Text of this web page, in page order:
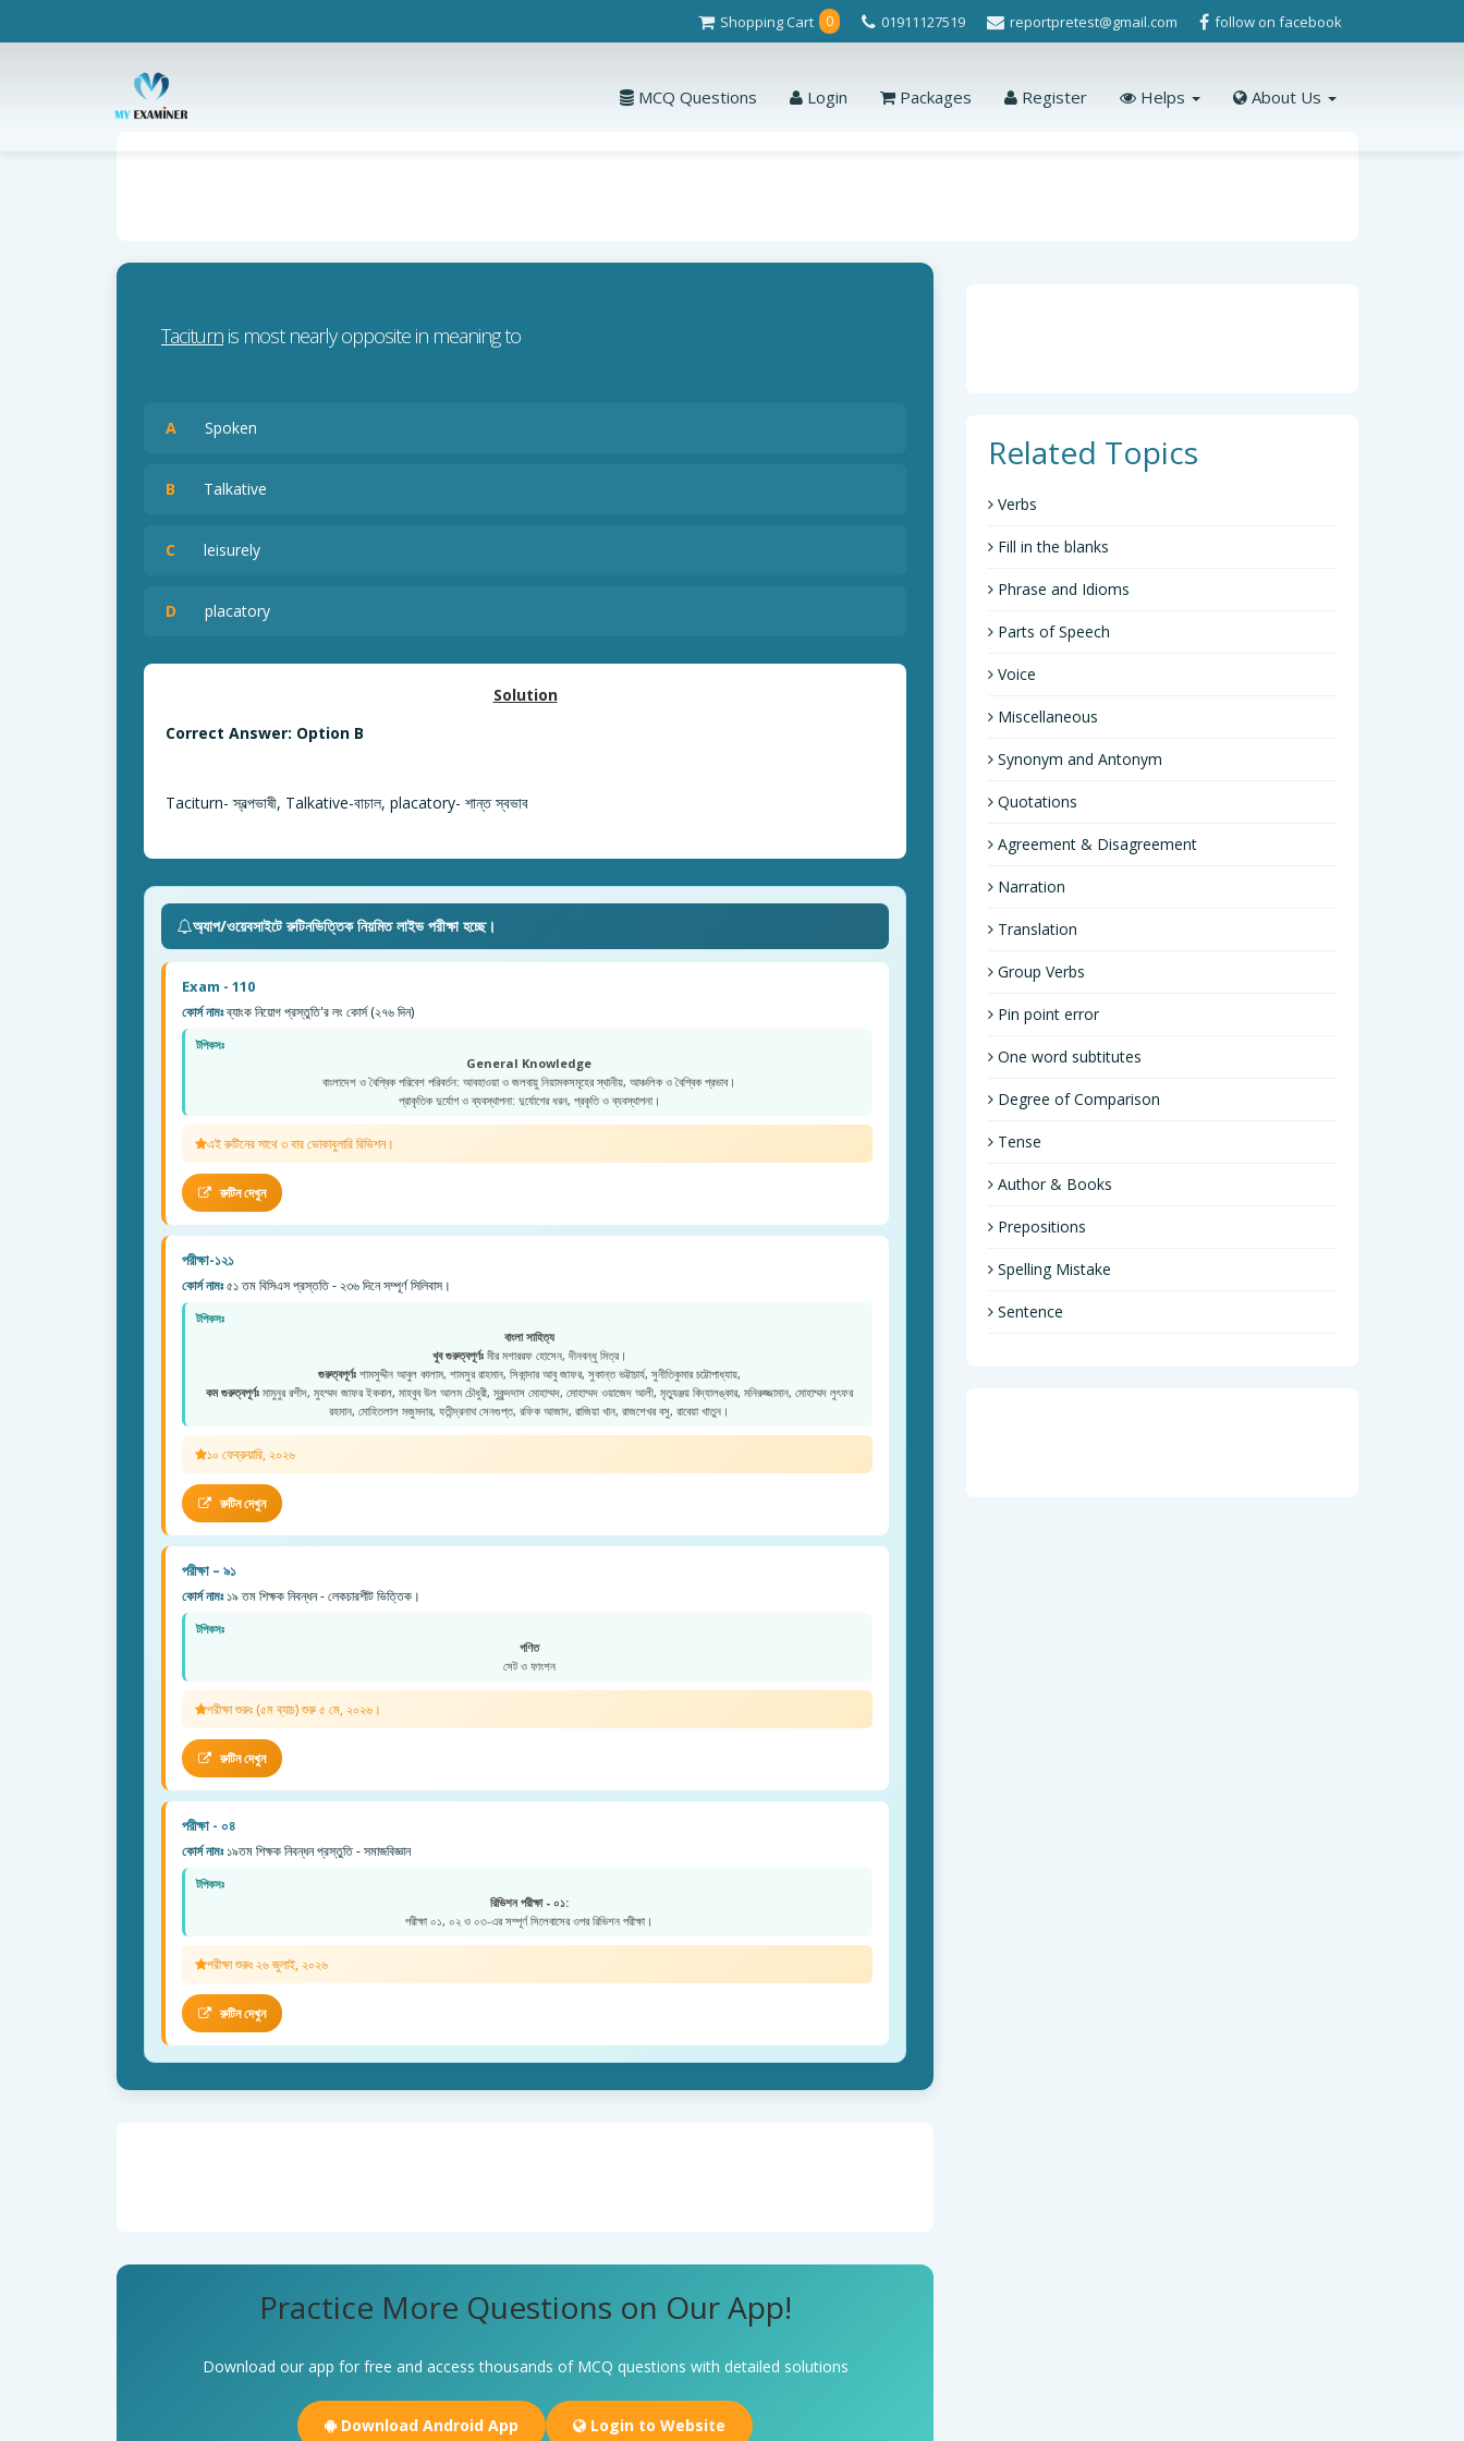
Shopping Cart 0 01911127519 reportpretest@gmail.com follow on facebook
MCQ Questions Login Packages Register Helps About Us
Taciturn is most nearly opposite in meaning to
A Spoken
B Talkative
C leisurely
D placatory
Solution
Correct Answer: Option B
Taciturn- স্বল্পভাষী, Talkative-বাচাল, placatory- শান্ত স্বভাব
অ্যাপ/ওয়েবসাইটে রুটিনভিত্তিক নিয়মিত লাইভ পরীক্ষা হচ্ছে।
Exam - 110
কোর্স নামঃব্যাংক নিয়োগ প্রস্তুতি'র লং কোর্স (২৭৬ দিন)
টপিকসঃ
General Knowledge
বাংলাদেশ ও বৈশ্বিক পরিবেশ পরিবর্তন: আবহাওয়া ও জলবায়ু নিয়ামকসমূহের স্থানীয়, আঞ্চলিক ও বৈশ্বিক প্রভাব।
প্রাকৃতিক দুর্যোগ ও ব্যবস্থাপনা: দুর্যোগের ধরন, প্রকৃতি ও ব্যবস্থাপনা।
এই রুটিনের সাথে ৩ বার ভোকাবুলারি রিভিশন।
রুটিন দেখুন
পরীক্ষা-১২১
কোর্স নামঃ৫১ তম বিসিএস প্রস্ততি - ২৩৬ দিনে সম্পূর্ণ সিলিবাস।
টপিকসঃ
বাংলা সাহিত্য
খুব গুরুত্বপূর্ণঃমীর মশাররফ হোসেন, দীনবন্ধু মিত্র।
গুরুত্বপূর্ণঃশামসুদ্দীন আবুল কালাম, শামসুর রাহমান, সিকান্দার আবু জাফর, সুকান্ত ভট্টাচার্য, সুনীতিকুমার চট্টোপাধ্যায়,
কম গুরুত্বপূর্ণঃমামুনুর রশীদ, মুহম্মদ জাফর ইকবাল, মাহবুব উল আলম চৌধুরী, মুকুন্দদাস মোহাম্মদ, মোহাম্মদ ওয়াজেদ আলী, মৃত্যুঞ্জয় বিদ্যালঙ্কার, মনিরুজ্জামান, মোহাম্মদ লুৎফর
রহমান, মোহিতলাল মজুমদার, যতীন্দ্রনাথ সেনগুপ্ত, রফিক আজাদ, রাজিয়া খান, রাজশেখর বসু, রাবেয়া খাতুন।
১০ ফেব্রুয়ারি, ২০২৬
রুটিন দেখুন
পরীক্ষা – ৯১
কোর্স নামঃ১৯ তম শিক্ষক নিবন্ধন - লেকচারশীট ভিত্তিক।
টপিকসঃ
গণিত
সেট ও ফাংশন
পরীক্ষা শুরুঃ (৫ম ব্যাচ) শুরু ৫ মে, ২০২৬।
রুটিন দেখুন
পরীক্ষা - ০৪
কোর্স নামঃ১৯তম শিক্ষক নিবন্ধন প্রস্তুতি - সমাজবিজ্ঞান
টপিকসঃ
রিভিশন পরীক্ষা - ০১:
পরীক্ষা ০১, ০২ ও ০৩-এর সম্পূর্ণ সিলেবাসের ওপর রিভিশন পরীক্ষা।
পরীক্ষা শুরুঃ ২৬ জুলাই, ২০২৬
রুটিন দেখুন
Practice More Questions on Our App!
Download our app for free and access thousands of MCQ questions with detailed solutions
Download Android App Login to Website
Related Topics
Verbs
Fill in the blanks
Phrase and Idioms
Parts of Speech
Voice
Miscellaneous
Synonym and Antonym
Quotations
Agreement & Disagreement
Narration
Translation
Group Verbs
Pin point error
One word subtitutes
Degree of Comparison
Tense
Author & Books
Prepositions
Spelling Mistake
Sentence